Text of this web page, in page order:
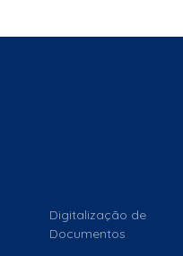
Digitalização de
Documentos